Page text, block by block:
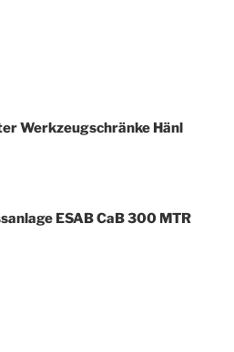
Werkzeugschränke Hänl
ESAB CaB 300 MTR